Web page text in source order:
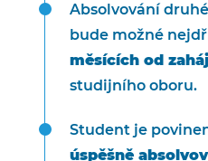
Absolvování
bude možné
měsících od
studijního oboru.
Student je
úspěšně